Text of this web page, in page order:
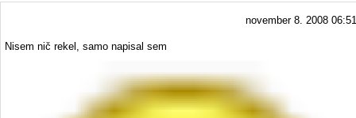
november 8. 2008 06:51
Nisem nič rekel, samo napisal sem